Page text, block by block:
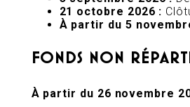
21 octobre 2026 :
À partir du 5
FONDS NON
À partir du 26 novembre